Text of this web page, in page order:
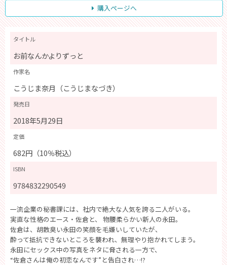
購入ページへ
タイトル
お前なんかよりずっと
作家名
こうじま奈月（こうじまなづき）
発売日
2018年5月29日
定価
682円（10％税込）
ISBN
9784832290549
一流企業の秘書課には、社内で絶大な人気を誇る二人がいる。
実直な性格のエース・佐倉と、 物腰柔らかい新人の永田。
佐倉は、胡散臭い永田の笑顔を毛嫌いしていたが、
酔って抵抗できないところを襲われ、無理やり抱かれてしまう。
永田にセックス中の写真をネタに脅される一方で、
“佐倉さんは俺の初恋なんです”と告白され…!?